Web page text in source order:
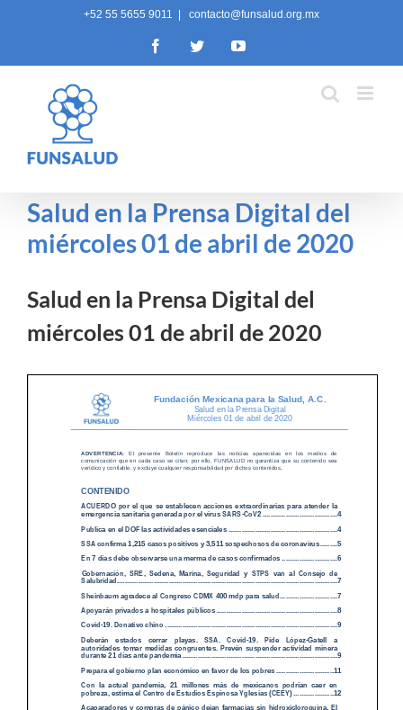
+52 55 5655 9011 contacto@funsalud.org.mx
FacebookTwitterYouTube
Salud en la Prensa Digital del
miércoles 01 de abril de 2020
Salud en la Prensa Digital del
miércoles 01 de abril de 2020